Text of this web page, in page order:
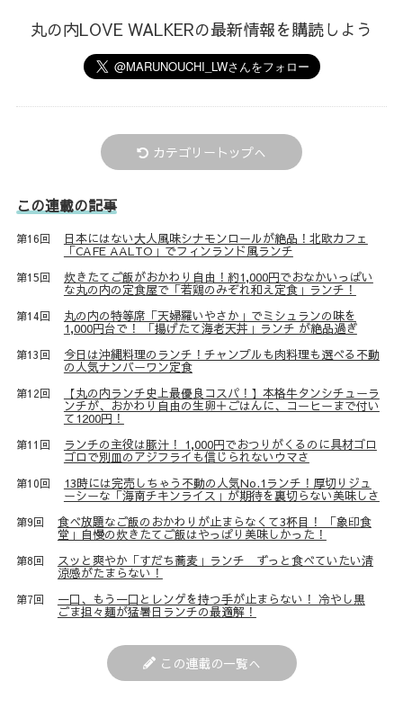
丸の内LOVE WALKERの最新情報を購読しよう
カテゴリートップへ
この連載の記事
第16回 日本にはない大人風味シナモンロールが絶品！北欧カフェ
「CAFE AALTO」でフィンランド風ランチ
第15回 炊きたてご飯がおかわり自由！約1,000円でおなかいっぱい
な丸の内の定食屋で「若鶏のみぞれ和え定食」ランチ！
第14回 丸の内の特等席「天婦羅いやさか」でミシュランの味を
1,000円台で！ 「揚げたて海老天丼」ランチ が絶品過ぎ
第13回 今日は沖縄料理のランチ！チャンプルも肉料理も選べる不動
の人気ナンバーワン定食
第12回 【丸の内ランチ史上最優良コスパ！】本格牛タンシチューラ
ンチが、おかわり自由の生卵＋ごはんに、コーヒーまで付い
て1200円！
第11回 ランチの主役は豚汁！ 1,000円でおつりがくるのに具材ゴロ
ゴロで別皿のアジフライも信じられないウマさ
第10回 13時には完売しちゃう不動の人気No.1ランチ！厚切りジュ
ーシーな「海南チキンライス」が期待を裏切らない美味しさ
第9回 食べ放題なご飯のおかわりが止まらなくて3杯目！ 「象印食
堂」自慢の炊きたてご飯はやっぱり美味しかった！
第8回 スッと爽やか「すだち蕎麦」ランチ ずっと食べていたい清
涼感がたまらない！
第7回 一口、もう一口とレンゲを持つ手が止まらない！ 冷やし黒
ごま担々麺が猛暑日ランチの最適解！
この連載の一覧へ